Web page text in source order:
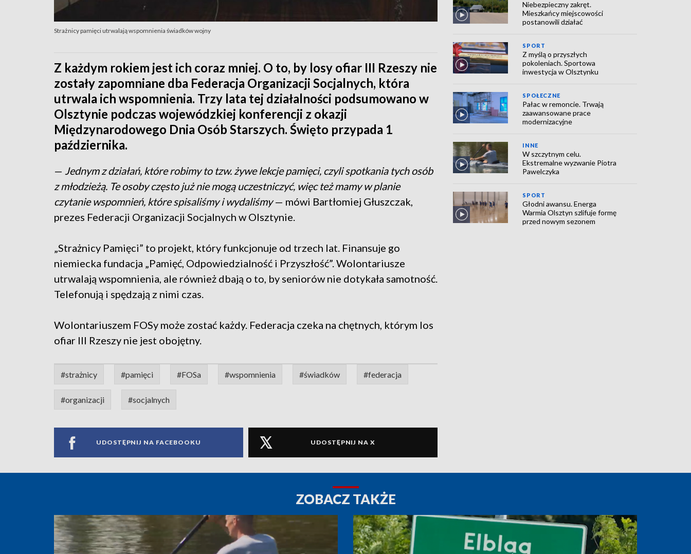
Strażnicy pamięci utrwalają wspomnienia świadków wojny
Z każdym rokiem jest ich coraz mniej. O to, by losy ofiar III Rzeszy nie
zostały zapomniane dba Federacja Organizacji Socjalnych, która
utrwala ich wspomnienia. Trzy lata tej działalności podsumowano w
Olsztynie podczas wojewódzkiej konferencji z okazji
Międzynarodowego Dnia Osób Starszych. Święto przypada 1
października.
— Jednym z działań, które robimy to tzw. żywe lekcje pamięci, czyli spotkania tych osób
z młodzieżą. Te osoby często już nie mogą uczestniczyć, więc też mamy w planie
czytanie wspomnień, które spisaliśmy i wydaliśmy— mówi Bartłomiej Głuszczak,
prezes Federacji Organizacji Socjalnych w Olsztynie.
„Strażnicy Pamięci” to projekt, który funkcjonuje od trzech lat. Finansuje go
niemiecka fundacja „Pamięć, Odpowiedzialność i Przyszłość”. Wolontariusze
utrwalają wspomnienia, ale również dbają o to, by seniorów nie dotykała samotność.
Telefonują i spędzają z nimi czas.
Wolontariuszem FOSy może zostać każdy. Federacja czeka na chętnych, którym los
ofiar III Rzeszy nie jest obojętny.
#strażnicy #pamięci #FOSa #wspomnienia #świadków #federacja
#organizacji #socjalnych
UDOSTĘPNIJ NA FACEBOOKU UDOSTĘPNIJ NA X
Niebezpieczny zakręt.
Mieszkańcy miejscowości
postanowili działać
SPORT
Z myślą o przyszłych
pokoleniach. Sportowa
inwestycja w Olsztynku
SPOŁECZNE
Pałac w remoncie. Trwają
zaawansowane prace
modernizacyjne
INNE
W szczytnym celu.
Ekstremalne wyzwanie Piotra
Pawelczyka
SPORT
Głodni awansu. Energa
Warmia Olsztyn szlifuje formę
przed nowym sezonem
ZOBACZ TAKŻE